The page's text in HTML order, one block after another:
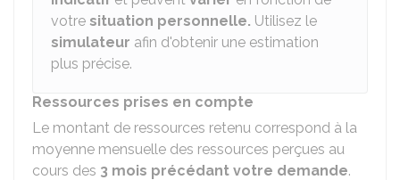
votre situation personnelle. Utilisez le
simulateur afin d'obtenir une estimation
plus précise.
Ressources prises en compte
Le montant de ressources retenu correspond à la
moyenne mensuelle des ressources perçues au
cours des 3 mois précédant votre demande.